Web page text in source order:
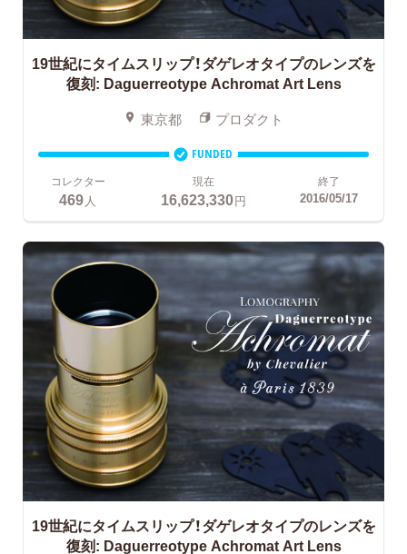
19世紀にタイムスリップ！ダゲレオタイプのレンズを
復刻: Daguerreotype Achromat Art Lens
東京都 プロダクト
FUNDED
コレクター
469 人
現在
16,623,330円
終了
2016/05/17
19世紀にタイムスリップ！ダゲレオタイプのレンズを
復刻: Daguerreotype Achromat Art Lens